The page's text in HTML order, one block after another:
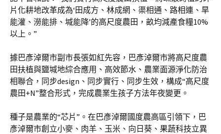
片化耕地改革成為‘田成方、林成網、渠相通、路相連、旱
能灌、澇能排、堿能降’的高尺度農田，畝均減產食糧10%
以上。”
據巴彥淖爾市副市長張如紅先容，巴彥淖爾市將高尺度農
田扶植與鹽堿地綜合應用、高效節水、農業面源淨化防治
相聯合，同步design、同步實行、同步生效，構成“高尺度
農田+N”整合形式，完成農業生孩子方法年夜變更。
種子是農業的“芯片”。在巴彥淖爾國度農高區引領下，巴
彥淖爾市創立小麥、肉羊、玉米、向日葵、果蔬科技立異